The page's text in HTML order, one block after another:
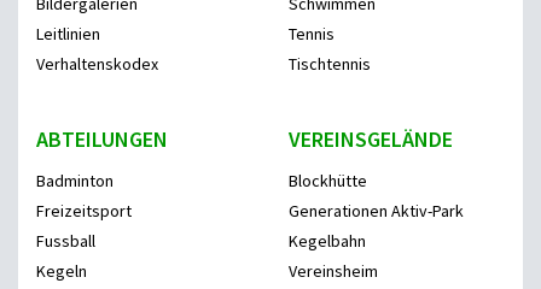
Leitlinien
Verhaltenskodex
Tennis
Tischtennis
ABTEILUNGEN
Badminton
Freizeitsport
Fussball
Kegeln
VEREINSGELÄNDE
Blockhütte
Generationen Aktiv-Park
Kegelbahn
Vereinsheim